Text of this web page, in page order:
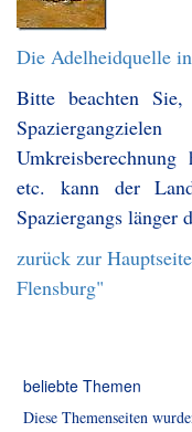
Die Adelheidquelle
Bitte beachten
etc. kann der
Spaziergangs länger
zurück zur
Flensburg"
beliebte Themen
Diese Themenseiten